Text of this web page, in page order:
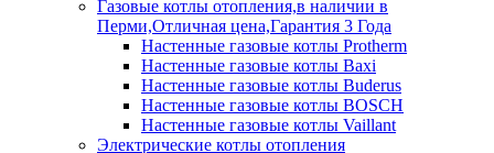
Газовые котлы отопления,в наличии в
Перми,Отличная цена,Гарантия 3 Года
Настенные газовые котлы Protherm
Настенные газовые котлы Baxi
Настенные газовые котлы Buderus
Настенные газовые котлы BOSCH
Настенные газовые котлы Vaillant
Электрические котлы отопления